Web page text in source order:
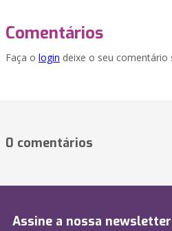
Comentários
Faça o login deixe o seu comentário
0 comentários
Assine a nossa newsletter